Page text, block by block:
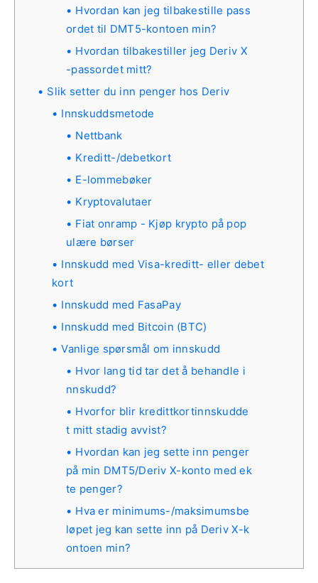
Hvordan kan jeg tilbakestille pass
ordet til DMT5-kontoen min?
Hvordan tilbakestiller jeg Deriv X
-passordet mitt?
Slik setter du inn penger hos Deriv
Innskuddsmetode
Nettbank
Kreditt-/debetkort
E-lommebøker
Kryptovalutaer
Fiat onramp - Kjøp krypto på pop
ulære børser
Innskudd med Visa-kreditt- eller debet
kort
Innskudd med FasaPay
Innskudd med Bitcoin (BTC)
Vanlige spørsmål om innskudd
Hvor lang tid tar det å behandle i
nnskudd?
Hvorfor blir kredittkortinnskudde
t mitt stadig avvist?
Hvordan kan jeg sette inn penger
på min DMT5/Deriv X-konto med ek
te penger?
Hva er minimums-/maksimumsbe
løpet jeg kan sette inn på Deriv X-k
ontoen min?